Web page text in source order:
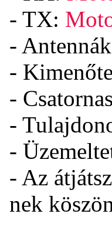
- TX:
-
-
-
-
-
- Az
nek